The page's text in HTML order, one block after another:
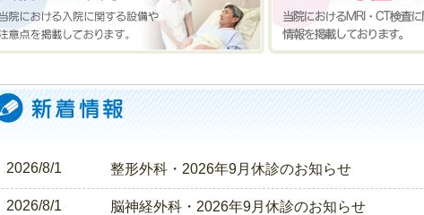
2026/8/1 整形外科・2026年9月休診のお知らせ
2026/8/1 脳神経外科・2026年9月休診のお知らせ